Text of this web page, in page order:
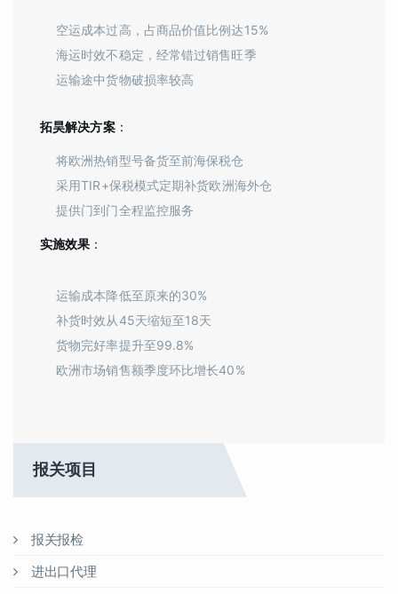
空运成本过高，占商品价值比例达15%
海运时效不稳定，经常错过销售旺季
运输途中货物破损率较高
拓昊解决方案：
将欧洲热销型号备货至前海保税仓
采用TIR+保税模式定期补货欧洲海外仓
提供门到门全程监控服务
实施效果 ：
运输成本降低至原来的30%
补货时效从45天缩短至18天
货物完好率提升至99.8%
欧洲市场销售额季度环比增长40%
报关项目
报关报检
进出口代理